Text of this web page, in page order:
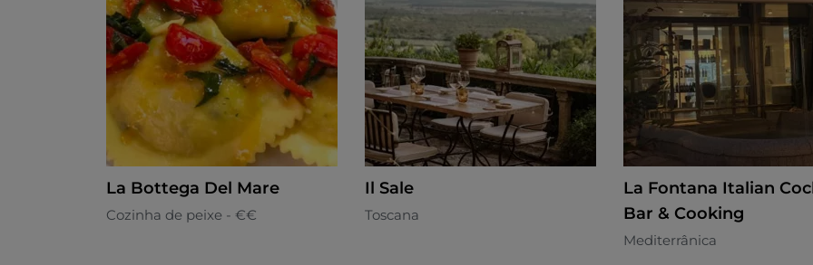
La Bottega Del Mare
Cozinha de peixe - €€
Il Sale
Toscana
La Fontana Italian
Bar & Cooking
Mediterrânica